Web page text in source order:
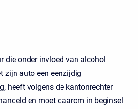
die onder invloed van alcohol
zijn auto een eenzijdig
heeft volgens de kantonrechter
en moet daarom in beginsel